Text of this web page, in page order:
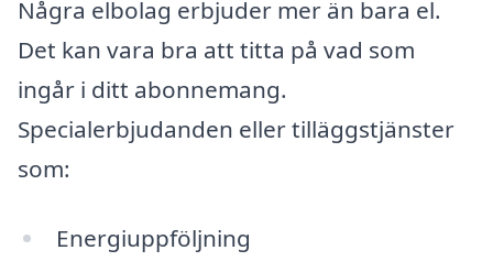
Några elbolag erbjuder mer än bara el.
Det kan vara bra att titta på vad som
ingår i ditt abonnemang.
Specialerbjudanden eller tilläggstjänster
som:
Energiuppföljning